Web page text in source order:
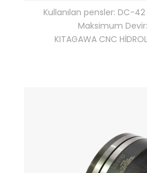
Kullanılan pensler: DC-
Maksimum
KITAGAWA CNC